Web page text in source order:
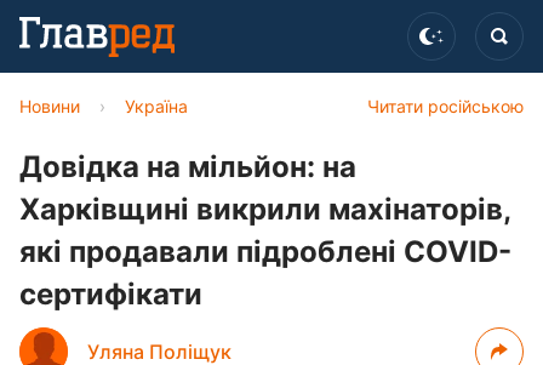
Читати російською
Новини › Україна
Довідка на мільйон: на
Харківщині викрили махінаторів,
які продавали підроблені COVID-
сертифікати
Уляна Поліщук